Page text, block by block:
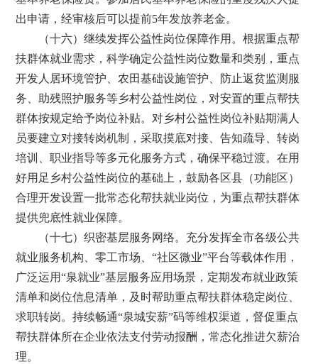
出申请，经审核后可以提前5年发放养老金。
（十六）继续发挥公益性岗位保障作用。根据重点帮
扶群体就业需求，科学确定公益性岗位数量和类别，重点
开发人居环境管护、农田基础设施管护、防止返贫监测服
务、助残照护服务等乡村公益性岗位，对安置的重点帮扶
群体按规定给予岗位补贴。对乡村公益性岗位补贴期满人
员要建立对接转岗机制，采取摸底对接、告知疏导、转岗
培训、职业指导等多元化服务方式，确保平稳过渡。在用
好用足乡村公益性岗位的基础上，鼓励各区县（功能区）
合理开发设置一批常态化帮扶就业岗位，为重点帮扶群体
提供兜底性就业保障。
（十七）织密基层服务网络。充分发挥全市各级公共
就业服务机构、零工市场、“社区微业”平台等载体作用，
广泛运用“泉就业”基层服务应用场景，定期发布就业政策
清单和岗位信息清单，及时帮助重点帮扶群体稳定岗位、
求职转岗。持续畅通“泉城安薪”码等维权渠道，督促重点
帮扶群体所在企业依法支付劳动报酬，常态化推进欠薪治
理。